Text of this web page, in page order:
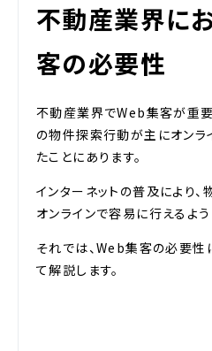
不動産業界に
客の必要性
不動産業界でWeb集客が重
の物件探索行動が主にオンラ
たことにあります。
インターネットの普及により
オンラインで容易に行えるよう
それでは、Web集客の必要
て解説します。